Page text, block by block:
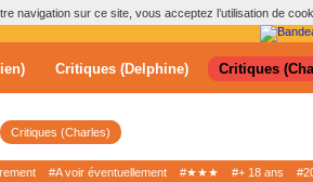
navigation sur ce site, vous acceptez l’utilisation de
Critiques (Delphine) Critiques
Critiques (Charles)
#A voir éventuellement #★★★ #+ 18 ans